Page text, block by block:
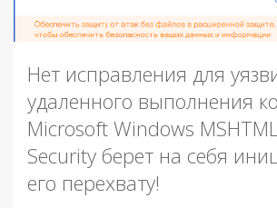
Нет исправления для
удаленного выполнения
Microsoft Windows
Security берет на себя
его перехвату!